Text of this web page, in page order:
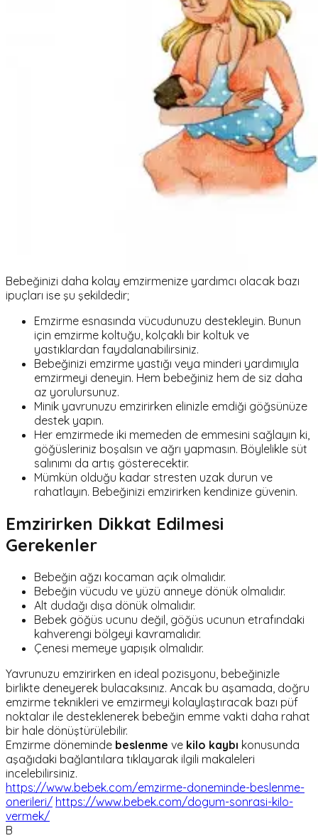
Bebeğinizi daha kolay emzirmenize yardımcı olacak bazı
ipuçları ise şu şekildedir;
Emzirme esnasında vücudunuzu destekleyin. Bunun
için emzirme koltuğu, kolçaklı bir koltuk ve
yastıklardan faydalanabilirsiniz.
Bebeğinizi emzirme yastığı veya minderi yardımıyla
emzirmeyi deneyin. Hem bebeğiniz hem de siz daha
az yorulursunuz.
Minik yavrunuzu emzirirken elinizle emdiği göğsünüze
destek yapın.
Her emzirmede iki memeden de emmesini sağlayın ki,
göğüsleriniz boşalsın ve ağrı yapmasın. Böylelikle süt
salınımı da artış gösterecektir.
Mümkün olduğu kadar stresten uzak durun ve
rahatlayın. Bebeğinizi emzirirken kendinize güvenin.
Emzirirken Dikkat Edilmesi
Gerekenler
Bebeğin ağzı kocaman açık olmalıdır.
Bebeğin vücudu ve yüzü anneye dönük olmalıdır.
Alt dudağı dışa dönük olmalıdır.
Bebek göğüs ucunu değil, göğüs ucunun etrafındaki
kahverengi bölgeyi kavramalıdır.
Çenesi memeye yapışık olmalıdır.
Yavrunuzu emzirirken en ideal pozisyonu, bebeğinizle
birlikte deneyerek bulacaksınız. Ancak bu aşamada, doğru
emzirme teknikleri ve emzirmeyi kolaylaştıracak bazı püf
noktalar ile desteklenerek bebeğin emme vakti daha rahat
bir hale dönüştürülebilir.
Emzirme döneminde beslenme ve kilo kaybı konusunda
aşağıdaki bağlantılara tıklayarak ilgili makaleleri
incelebilirsiniz.
https://www.bebek.com/emzirme-doneminde-beslenme-
onerileri/ https://www.bebek.com/dogum-sonrasi-kilo-
vermek/
B